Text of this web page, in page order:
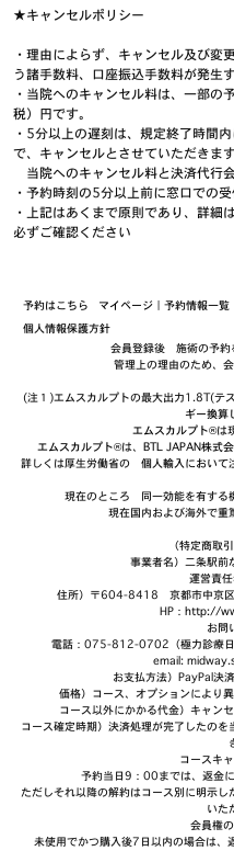
★キャンセルポリシー
・理由によらず、キャンセル及び変
う諸手数料、口座振込手数料が発生
・当院へのキャンセル料は、一部
税）円です。
・5分以上の遅刻は、規定終了時間
で、キャンセルとさせていただきます
当院へのキャンセル料と決済代行
・予約時刻の5分以上前に窓口での
・上記はあくまで原則であり、詳細
必ずご確認ください
予約はこちら マイページ｜予約情報一覧
個人情報保護方針
会員登録後 施術の予約
管理上の理由のため、
(注１)エムスカルプトの最大出力1.8T(テ
ギー換算
エムスカルプト®は
エムスカルプト®は、 BTL JAPAN株式
詳しくは厚生労働省の 個人輸入において
現在のところ 同一効能を有する
現在国内および海外で重
（特定商取
事業者名）二条駅前
運営責
住所）〒604-8418 京都市中京区
HP： http://
お問
電話：075-812-0702（極力診療
email:
お支払方法）PayPal決
価格）コース、オプションにより
コース以外にかかる代金）キャン
コース確定時期）決済処理が完了したの
コースキ
予約当日9：00までは、返金
ただしそれ以降の解約はコース別に明示
いた
会員権
未使用でかつ購入後7日以内の場合は、